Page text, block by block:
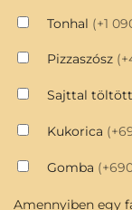
Tonhal (+1
Pizzaszósz
Sajttal
Kukorica
Gomba
Amennyiben egy